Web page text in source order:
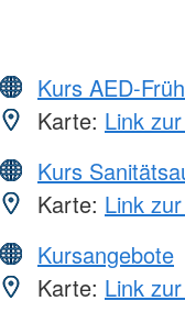
Kurs AED-
Karte: Link
Kurs
Karte: Link
Kursangebote
Karte: Link